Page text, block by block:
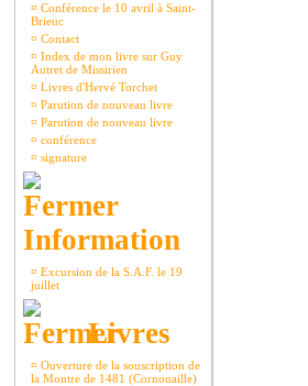
¤ Conférence le 10 avril à Saint-
Brieuc
¤ Contact
¤ Index de mon livre sur Guy
Autret de Missirien
¤ Livres d'Hervé Torchet
¤ Parution de nouveau livre
¤ Parution de nouveau livre
¤ conférence
¤ signature
Information
¤ Excursion de la S.A.F. le 19
juillet
Livres
¤ Ouverture de la souscription de
la Montre de 1481 (Cornouaille)